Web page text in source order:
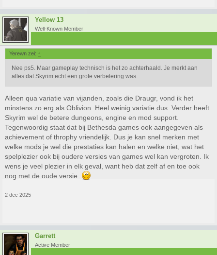
Yellow 13
Well-Known Member
Yerewn zei: ↑
Nee ps5. Maar gameplay technisch is het zo achterhaald. Je merkt aan
alles dat Skyrim echt een grote verbetering was.
Alleen qua variatie van vijanden, zoals die Draugr, vond ik het
minstens zo erg als Oblivion. Heel weinig variatie dus. Verder heeft
Skyrim wel de betere dungeons, engine en mod support.
Tegenwoordig staat dat bij Bethesda games ook aangegeven als
achievement of throphy vriendelijk. Dus je kan snel merken met
welke mods je wel die prestaties kan halen en welke niet, wat het
spelplezier ook bij oudere versies van games wel kan vergroten. Ik
wens je veel plezier in elk geval, want heb dat zelf af en toe ook
nog met de oude versie.
2 dec 2025
Garrett
Active Member